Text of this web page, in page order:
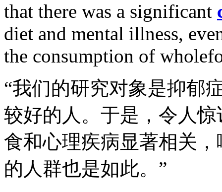
that there was a significant
diet and mental illness,
the consumption of
“我们的研究对象是抑郁
较好的人。于是，令人
食和心理疾病显著相关
的人群也是如此。”